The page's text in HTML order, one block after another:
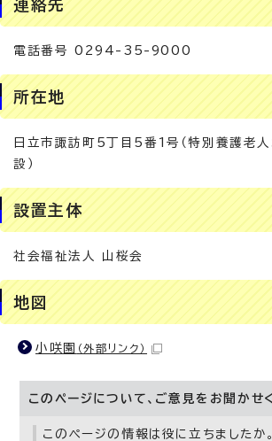
連絡先
電話番号 0294-35-9000
所在地
日立市諏訪町5丁目5番1号（特別養護老人
設）
設置主体
社会福祉法人 山桜会
地図
小咲園 （外部リンク）
このページについて、ご意見をお聞かせ
このページの情報は役に立ちましたか。